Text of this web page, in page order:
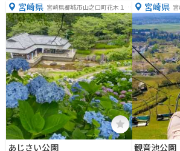
宮崎県 宮崎県都城市山之口町花木１６
３０
あじさい公園
宮崎県
８
観音池公園